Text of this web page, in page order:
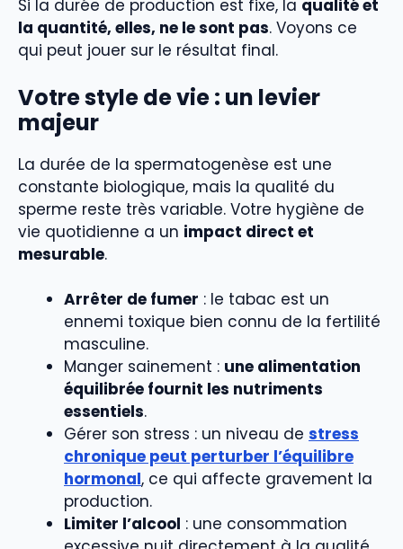
Si la durée de production est fixe, la qualité et
la quantité, elles, ne le sont pas. Voyons ce
qui peut jouer sur le résultat final.
Votre style de vie : un levier
majeur
La durée de la spermatogenèse est une
constante biologique, mais la qualité du
sperme reste très variable. Votre hygiène de
vie quotidienne a un impact direct et
mesurable.
Arrêter de fumer : le tabac est un
ennemi toxique bien connu de la fertilité
masculine.
Manger sainement : une alimentation
équilibrée fournit les nutriments
essentiels.
Gérer son stress : un niveau de stress
chronique peut perturber l’équilibre
hormonal, ce qui affecte gravement la
production.
Limiter l’alcool : une consommation